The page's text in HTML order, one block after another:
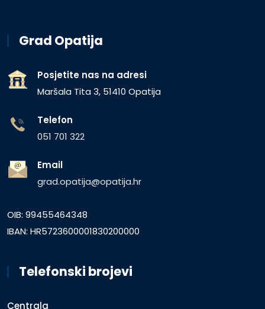
Grad Opatija
Posjetite nas na adresi
Maršala Tita 3, 51410 Opatija
Telefon
051 701 322
Email
grad.opatija@opatija.hr
OIB: 99455464348
IBAN: HR5723600001830200000
Telefonski brojevi
Centrala